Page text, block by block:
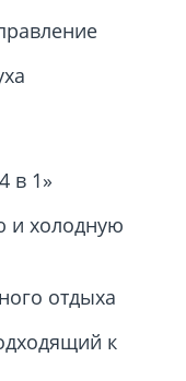
в 1»
и холодную
отдыха
к